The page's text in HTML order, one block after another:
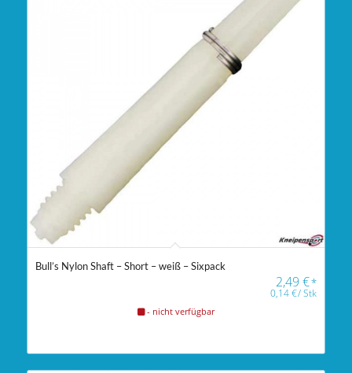
Bull’s Nylon Shaft – Short – weiß – Sixpack
2,49€*
0,14€/Stk
- nicht verfügbar